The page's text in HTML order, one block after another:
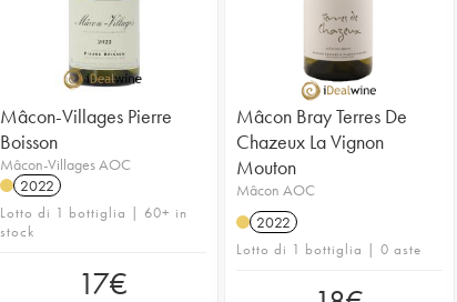
Mâcon-Villages Pierre
Boisson
Mâcon-Villages AOC
2022
Lotto di 1 bottiglia | 60+ in
stock
17€
Mâcon Bray Terres De
Chazeux La Vignon
Mouton
Mâcon AOC
2022
Lotto di 1 bottiglia | 0 aste